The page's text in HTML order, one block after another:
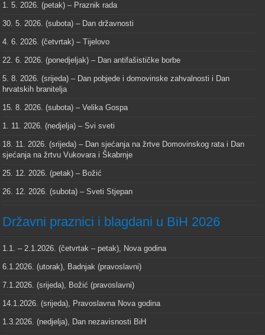
1. 5. 2026. (petak) – Praznik rada
30. 5. 2026. (subota) – Dan državnosti
4. 6. 2026. (četvrtak) – Tijelovo
22. 6. 2026. (ponedjeljak) – Dan antifašističke borbe
5. 8. 2026. (srijeda) – Dan pobjede i domovinske zahvalnosti i Dan
hrvatskih branitelja
15. 8. 2026. (subota) – Velika Gospa
1. 11. 2026. (nedjelja) – Svi sveti
18. 11. 2026. (srijeda) – Dan sjećanja na žrtve Domovinskog rata i Dan
sjećanja na žrtvu Vukovara i Škabrnje
25. 12. 2026. (petak) – Božić
26. 12. 2026. (subota) – Sveti Stjepan
Državni praznici i blagdani u BiH 2026
1.1. – 2.1.2026. (četvrtak – petak), Nova godina
6.1.2026. (utorak), Badnjak (pravoslavni)
7.1.2026. (srijeda), Božić (pravoslavni)
14.1.2026. (srijeda), Pravoslavna Nova godina
1.3.2026. (nedjelja), Dan nezavisnosti BiH